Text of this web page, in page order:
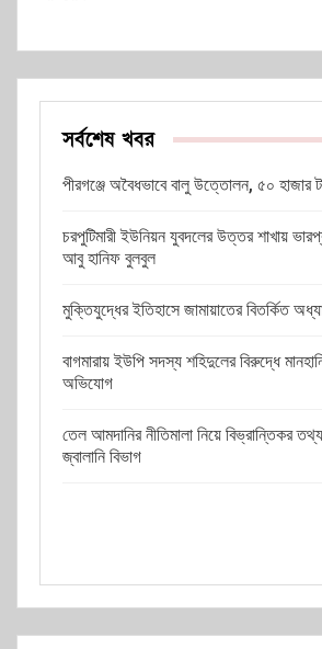
সর্বশেষ খবর
পীরগঞ্জে অবৈধভাবে বালু উত্তোলন, ৫০ হাজার
চরপুটিমারী ইউনিয়ন যুবদলের উত্তর শাখায়
আবু হানিফ বুলবুল
মুক্তিযুদ্ধের ইতিহাসে জামায়াতের বিতর্কিত
বাগমারায় ইউপি সদস্য শহিদুলের বিরুদ্ধে
অভিযোগ
তেল আমদানির নীতিমালা নিয়ে বিভ্রান্তিকর
জ্বালানি বিভাগ